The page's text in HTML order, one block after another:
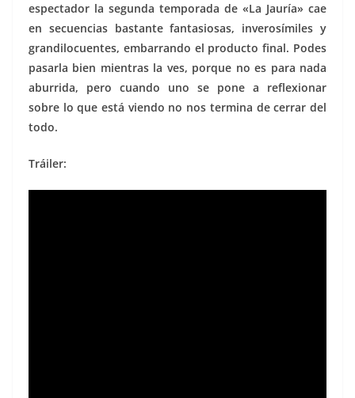
espectador la segunda temporada de «La Jauría» cae
en secuencias bastante fantasiosas, inverosímiles y
grandilocuentes, embarrando el producto final. Podes
pasarla bien mientras la ves, porque no es para nada
aburrida, pero cuando uno se pone a reflexionar
sobre lo que está viendo no nos termina de cerrar del
todo.
Tráiler: